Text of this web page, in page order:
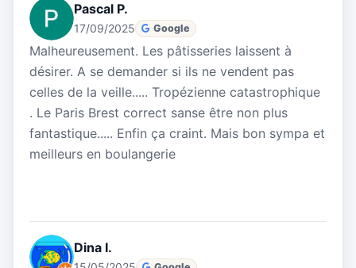
Pascal P.
17/09/2025 Google
Malheureusement. Les pâtisseries laissent à
désirer. A se demander si ils ne vendent pas
celles de la veille..... Tropézienne catastrophique
. Le Paris Brest correct sanse être non plus
fantastique..... Enfin ça craint. Mais bon sympa et
meilleurs en boulangerie
Dina I.